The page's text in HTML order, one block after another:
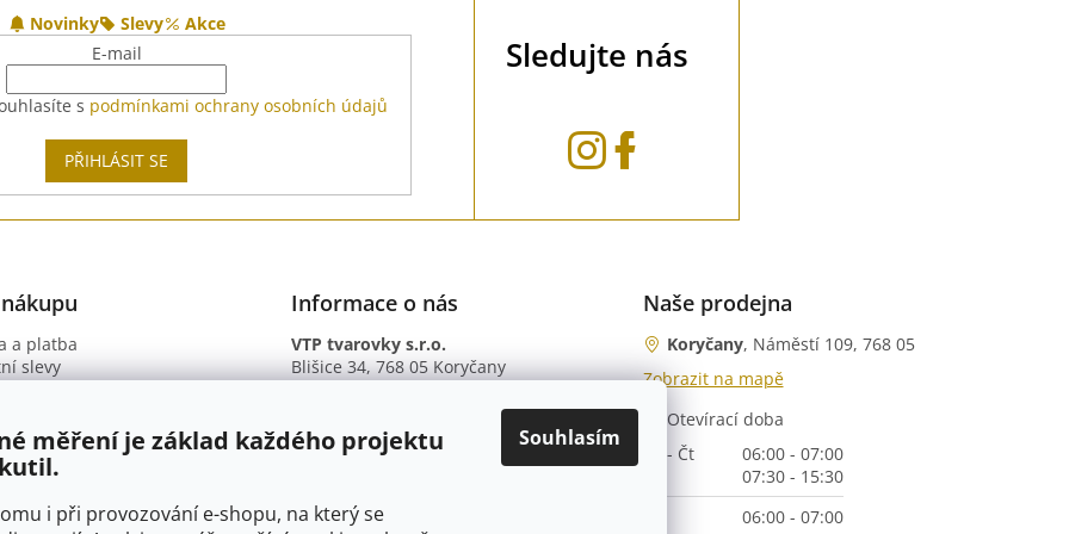
měření je základ každého projektu
i při provozování e-shopu, na který se
Souhlasím
Novinky Slevy
Akce
E-mail
s podmínkami ochrany osobních údajů
PŘIHLÁSIT SE
Sledujte nás
a platba
slevy
ochrany osobních údajů
Informace o nás
VTP tvarovky s.r.o.
Blišice 34, 768 05 Koryčany
B. ú.: 2301934375/2010 (Fio banka)
Naše prodejna
Koryčany, Náměstí 109, 768 05
Zobrazit na mapě
Otevírací doba
Po - Čt
06:00 - 07:00
07:30 - 15:30
06:00 - 07:00